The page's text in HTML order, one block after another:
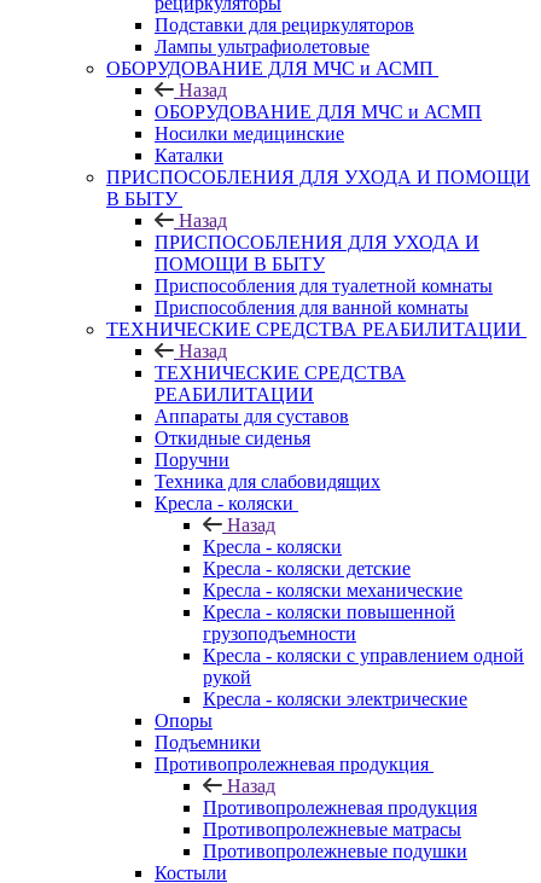
Подставки для рециркуляторов
Лампы ультрафиолетовые
ОБОРУДОВАНИЕ ДЛЯ МЧС и АСМП
Назад
ОБОРУДОВАНИЕ ДЛЯ МЧС и АСМП
Носилки медицинские
Каталки
ПРИСПОСОБЛЕНИЯ ДЛЯ УХОДА И ПОМОЩИ
В БЫТУ
Назад
ПРИСПОСОБЛЕНИЯ ДЛЯ УХОДА И
ПОМОЩИ В БЫТУ
Приспособления для туалетной комнаты
Приспособления для ванной комнаты
ТЕХНИЧЕСКИЕ СРЕДСТВА РЕАБИЛИТАЦИИ
Назад
ТЕХНИЧЕСКИЕ СРЕДСТВА
РЕАБИЛИТАЦИИ
Аппараты для суставов
Откидные сиденья
Поручни
Техника для слабовидящих
Кресла - коляски
Назад
Кресла - коляски
Кресла - коляски детские
Кресла - коляски механические
Кресла - коляски повышенной
грузоподъемности
Кресла - коляски с управлением одной
рукой
Кресла - коляски электрические
Опоры
Подъемники
Противопролежневая продукция
Назад
Противопролежневая продукция
Противопролежневые матрасы
Противопролежневые подушки
Костыли